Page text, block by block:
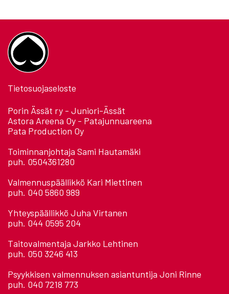
Tietosuojaseloste
Porin Ässät ry - Juniori-Ässät
Astora Areena Oy - Patajunnuareena
Pata Production Oy
Toiminnanjohtaja Sami Hautamäki
puh. 0504361280
Valmennuspäällikkö Kari Miettinen
puh. 040 5860 989
Yhteyspäällikkö Juha Virtanen
puh. 044 0595 204
Taitovalmentaja Jarkko Lehtinen
puh. 050 3246 413
Psyykkisen valmennuksen asiantuntija Joni Rinne
puh. 040 7218 773